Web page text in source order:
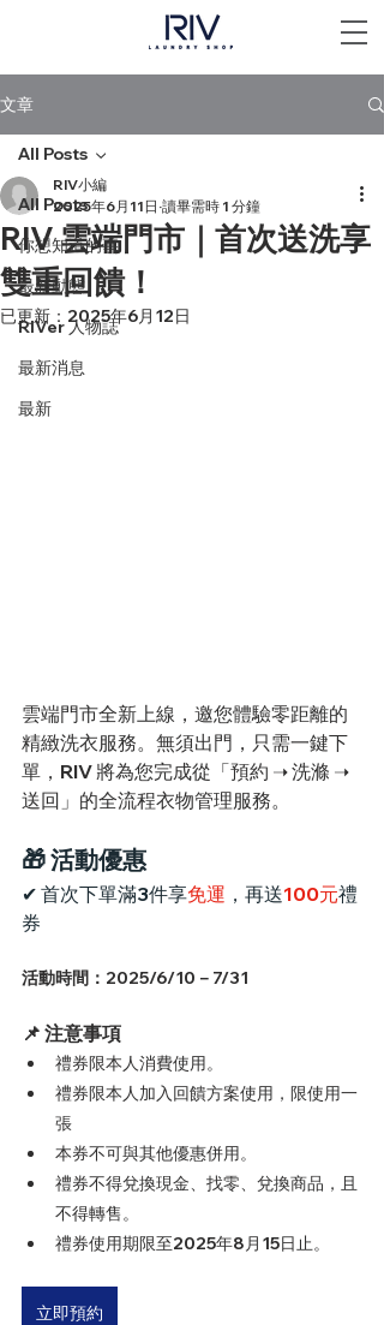
文章
All Posts
你想知道的事
最新動態
RIVer 人物誌
最新消息
最新
All Posts
RIV 雲端門市｜首次送洗享
雙重回饋！
RIV小編
2025年6月11日 讀畢需時 1 分鐘
已更新： 2025年6月12日
雲端門市全新上線，邀您體驗零距離的
精緻洗衣服務。無須出門，只需一鍵下
單，RIV 將為您完成從「預約 ➝ 洗滌 ➝
送回」的全流程衣物管理服務。
🎁 活動優惠
✔ 首次下單滿3件享免運 ，再送100元禮
券
活動時間：2025/6/10－7/31
📌 注意事項
禮券限本人消費使用。
禮券限本人加入回饋方案使用，限使用一
張
本券不可與其他優惠併用。
禮券不得兌換現金、找零、兌換商品，且
不得轉售。
禮券使用期限至2025年8月15日止。
立即預約